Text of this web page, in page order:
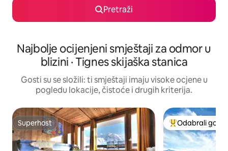
Pretraži
Najbolje ocijenjeni smještaji za odmor u
blizini · Tignes skijaška stanica
Gosti su se složili: ti smještaji imaju visoke ocjene u
pogledu lokacije, čistoće i drugih kriterija.
Superhost
Superhost Među najviše
Odabrali gosti